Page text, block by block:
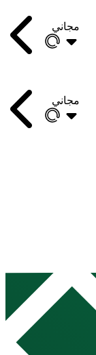
مجاني
مجاني